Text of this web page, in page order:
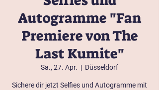
Autogramme "Fan
Premiere von The
Last Kumite"
Sa., 27. Apr.
  |
Düsseldorf
Sichere dir jetzt Selfies und Autogramme mit